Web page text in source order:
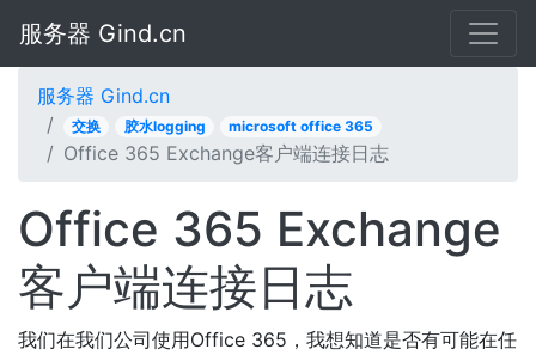
服务器 Gind.cn
服务器 Gind.cn
交换 胶水logging microsoft office 365
Office 365 Exchange客户端连接日志
Office 365 Exchange
客户端连接日志
我们在我们公司使用Office 365，我想知道是否有可能在任